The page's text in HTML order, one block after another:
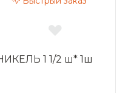
1 1/2 ш* 1ш